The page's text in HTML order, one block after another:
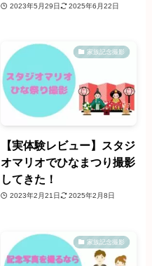
2023年5月29日 2025年6月22日
家族記念撮影
【実体験レビュー】スタジ
オマリオでひなまつり撮影
してきた！
2023年2月21日 2025年2月8日
家族記念撮影